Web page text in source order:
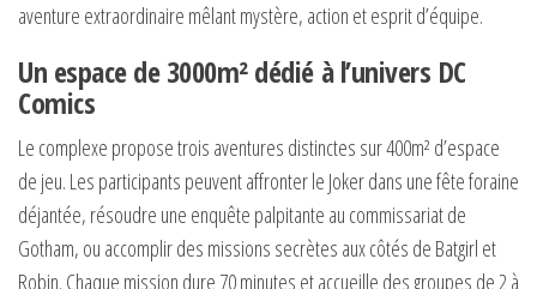
aventure extraordinaire mêlant mystère, action et esprit d’équipe.
Un espace de 3000m² dédié à l’univers DC
Comics
Le complexe propose trois aventures distinctes sur 400m² d’espace
de jeu. Les participants peuvent affronter le Joker dans une fête foraine
déjantée, résoudre une enquête palpitante au commissariat de
Gotham, ou accomplir des missions secrètes aux côtés de Batgirl et
Robin. Chaque mission dure 70 minutes et accueille des groupes de 2 à